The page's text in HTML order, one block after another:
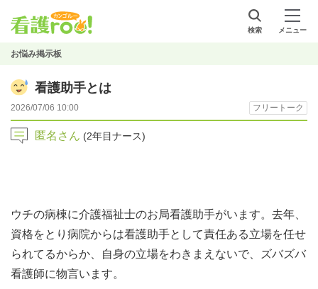
検索 メニュー
お悩み掲示板
看護助手とは
2026/07/06 10:00 フリートーク
匿名さん (2年目ナース)
ウチの病棟に介護福祉士のお局看護助手がいます。去年、
資格をとり病院からは看護助手として責任ある立場を任せ
られてるからか、自身の立場をわきまえないで、ズバズバ
看護師に物言います。